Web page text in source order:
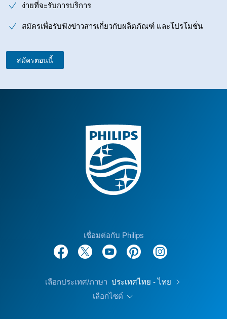
ง่ายที่จะรับการบริการ
สมัครเพื่อรับฟังข่าวสารเกี่ยวกับผลิตภัณฑ์ และโปรโมชั่น
สมัครตอนนี้
เชื่อมต่อกับ Philips
เลือกประเทศ/ภาษา ประเทศไทย - ไทย
เลือกไซต์